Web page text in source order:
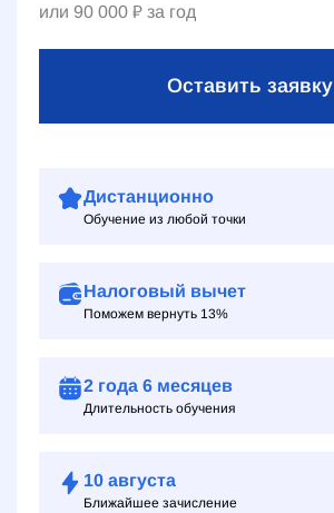
или 90 000 ₽ за год
Оставить заявку
Дистанционно
Обучение из любой точки
Налоговый вычет
Поможем вернуть 13%
2 года 6 месяцев
Длительность обучения
10 августа
Ближайшее зачисление